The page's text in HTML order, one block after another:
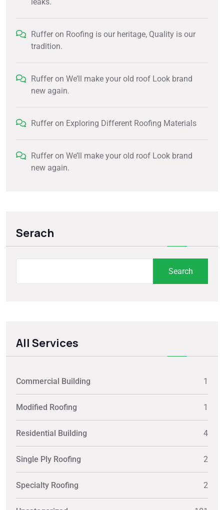
Ruffer on Roofing is our heritage, Quality is our
tradition.
Ruffer on We’ll make your old roof Look brand
new again.
Ruffer on Exploring Different Roofing Materials
Ruffer on We’ll make your old roof Look brand
new again.
Serach
Search
All Services
Commercial Building 1
Modified Roofing 1
Residential Building 4
Single Ply Roofing 2
Specialty Roofing 2